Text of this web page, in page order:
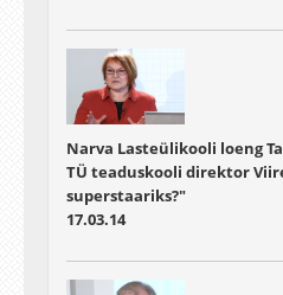
Narva Lasteülikooli loeng
TÜ teaduskooli direktor
superstaariks?"
17.03.14